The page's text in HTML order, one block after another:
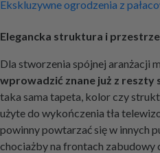
Ekskluzywne ogrodzenia z
Elegancka struktura i
Dla stworzenia spójnej aranżacji
wprowadzić znane już z reszty
taka sama tapeta, kolor czy
użyte do wykończenia tła
powinny powtarzać się w innych
chociażby na frontach zabudowy